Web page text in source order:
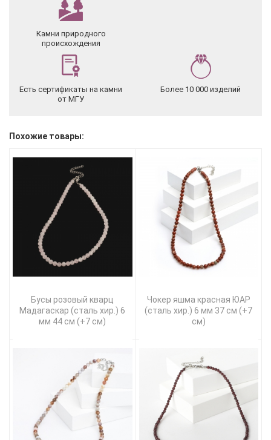
Камни природного
происхождения
Есть сертификаты на камни
от МГУ
Более 10 000 изделий
Похожие товары:
Бусы розовый кварц
Мадагаскар (сталь хир.) 6
мм 44 см (+7 см)
Чокер яшма красная ЮАР
(сталь хир.) 6 мм 37 см (+7
см)